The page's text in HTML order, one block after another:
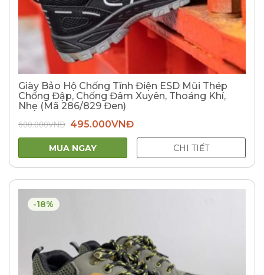
Giày Bảo Hộ Chống Tĩnh Điện ESD Mũi Thép
Chống Đập, Chống Đâm Xuyên, Thoáng Khí,
Nhẹ (Mã 286/829 Đen)
600.000VNĐ Giá
gốc
là:
600.000VNĐ.
495.000VNĐGiá
tại
495.000VNĐ.
MUA NGAY CHI TIẾT
-18%